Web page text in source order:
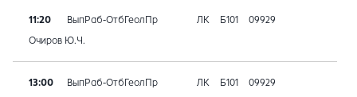
11:20 ВыпРаб-ОтбГеолПр ЛК Б101 09929
Очиров Ю.Ч.
13:00 ВыпРаб-ОтбГеолПр ЛК Б101 09929